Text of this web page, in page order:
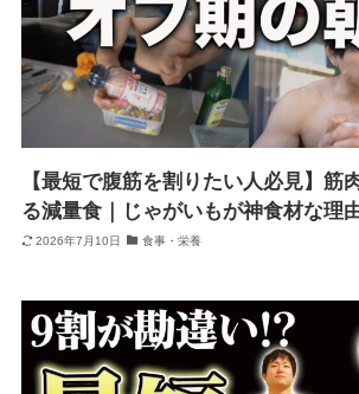
【最短で腹筋を割りたい人必見】筋
る減量食｜じゃがいもが神食材な理
2026年7月10日 食事・栄養